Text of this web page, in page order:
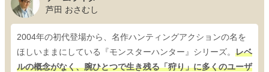
芦田 おさむし
2004年の初代登場から、名作ハンティングアクションの名を
ほしいままにしている『モンスターハンター』シリーズ。 レベ
ルの概念がなく、腕ひとつで生き残る「狩り」に多くのユーザ